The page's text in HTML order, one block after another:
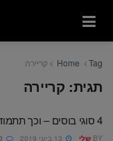
Home Tag קריירה
תגית: קריירה
4 סוגי בוסים – וכך תתמודדו עם כל אחד מהם
BY שלי